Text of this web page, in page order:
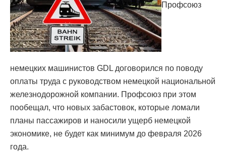
Профсоюз
немецких машинистов GDL договорился по поводу
оплаты труда с руководством немецкой национальной
железнодорожной компании. Профсоюз при этом
пообещал, что новых забастовок, которые ломали
планы пассажиров и наносили ущерб немецкой
экономике, не будет как минимум до февраля 2026
года.